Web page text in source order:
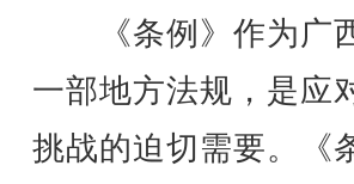
《条例》作为广
一部地方法规，是应
挑战的迫切需要。《